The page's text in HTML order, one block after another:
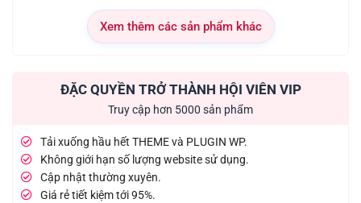
Xem thêm các sản phẩm khác
ĐẶC QUYỀN TRỞ THÀNH HỘI VIÊN VIP
Truy cập hơn 5000 sản phẩm
Tải xuống hầu hết THEME và PLUGIN WP.
Không giới hạn số lượng website sử dụng.
Cập nhật thường xuyên.
Giá rẻ tiết kiệm tới 95%.